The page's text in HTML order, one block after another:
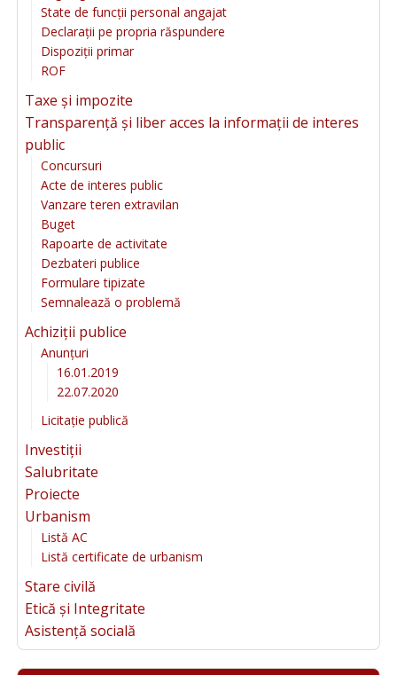
State de funcții personal angajat
Declarații pe propria răspundere
Dispoziții primar
ROF
Taxe și impozite
Transparență și liber acces la informații de interes
public
Concursuri
Acte de interes public
Vanzare teren extravilan
Buget
Rapoarte de activitate
Dezbateri publice
Formulare tipizate
Semnalează o problemă
Achiziții publice
Anunțuri
16.01.2019
22.07.2020
Licitație publică
Investiții
Salubritate
Proiecte
Urbanism
Listă AC
Listă certificate de urbanism
Stare civilă
Etică și Integritate
Asistență socială